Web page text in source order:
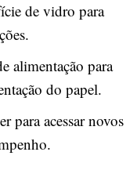
de vidro para
alimentação para
do papel.
para acessar novos